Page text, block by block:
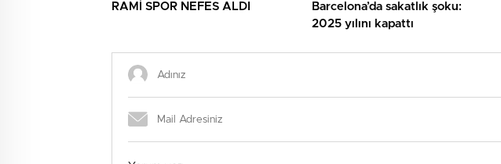
RAMİ SPOR NEFES ALDI
Barcelona’da sakatlık şoku:
2025 yılını kapattı